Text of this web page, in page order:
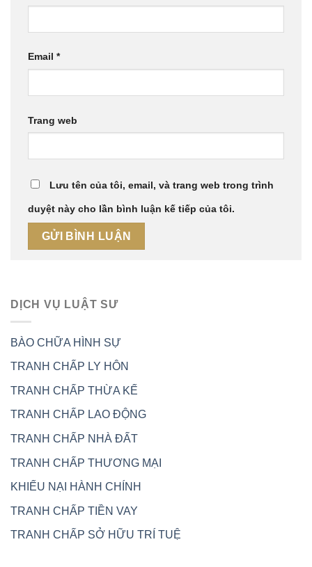
Email *
Trang web
Lưu tên của tôi, email, và trang web trong trình
duyệt này cho lần bình luận kế tiếp của tôi.
DỊCH VỤ LUẬT SƯ
BÀO CHỮA HÌNH SỰ
TRANH CHẤP LY HÔN
TRANH CHẤP THỪA KẾ
TRANH CHẤP LAO ĐỘNG
TRANH CHẤP NHÀ ĐẤT
TRANH CHẤP THƯƠNG MẠI
KHIẾU NẠI HÀNH CHÍNH
TRANH CHẤP TIỀN VAY
TRANH CHẤP SỞ HỮU TRÍ TUỆ